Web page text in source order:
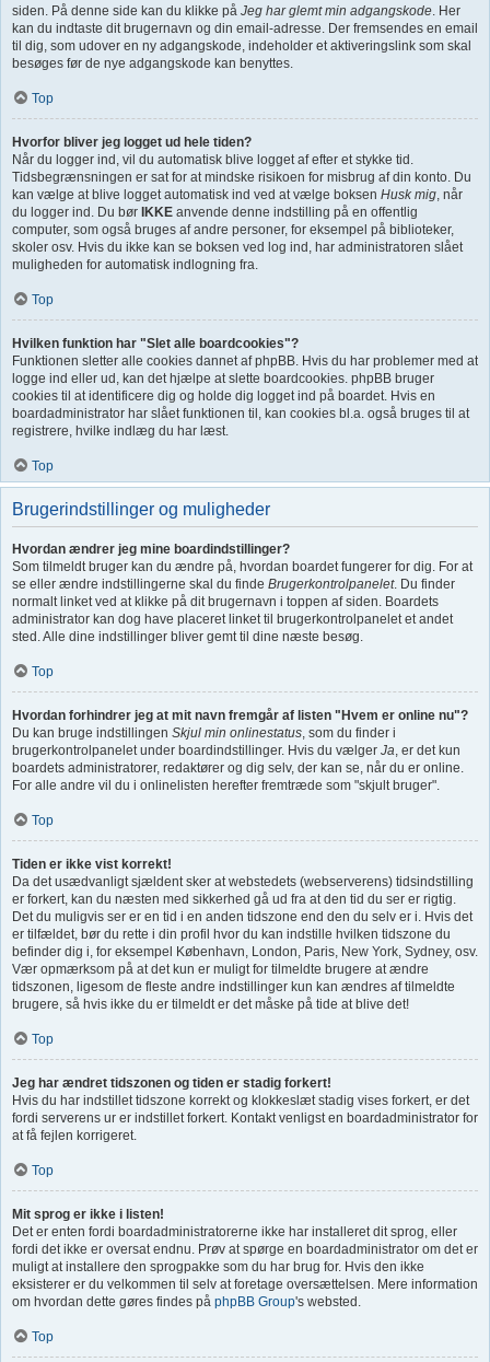
siden. På denne side kan du klikke på Jeg har glemt min adgangskode. Her
kan du indtaste dit brugernavn og din email-adresse. Der fremsendes en email
til dig, som udover en ny adgangskode, indeholder et aktiveringslink som skal
besøges før de nye adgangskode kan benyttes.
Top
Hvorfor bliver jeg logget ud hele tiden?
Når du logger ind, vil du automatisk blive logget af efter et stykke tid.
Tidsbegrænsningen er sat for at mindske risikoen for misbrug af din konto. Du
kan vælge at blive logget automatisk ind ved at vælge boksen Husk mig, når
du logger ind. Du bør IKKE anvende denne indstilling på en offentlig
computer, som også bruges af andre personer, for eksempel på biblioteker,
skoler osv. Hvis du ikke kan se boksen ved log ind, har administratoren slået
muligheden for automatisk indlogning fra.
Top
Hvilken funktion har "Slet alle boardcookies"?
Funktionen sletter alle cookies dannet af phpBB. Hvis du har problemer med at
logge ind eller ud, kan det hjælpe at slette boardcookies. phpBB bruger
cookies til at identificere dig og holde dig logget ind på boardet. Hvis en
boardadministrator har slået funktionen til, kan cookies bl.a. også bruges til at
registrere, hvilke indlæg du har læst.
Top
Brugerindstillinger og muligheder
Hvordan ændrer jeg mine boardindstillinger?
Som tilmeldt bruger kan du ændre på, hvordan boardet fungerer for dig. For at
se eller ændre indstillingerne skal du finde Brugerkontrolpanelet. Du finder
normalt linket ved at klikke på dit brugernavn i toppen af siden. Boardets
administrator kan dog have placeret linket til brugerkontrolpanelet et andet
sted. Alle dine indstillinger bliver gemt til dine næste besøg.
Top
Hvordan forhindrer jeg at mit navn fremgår af listen "Hvem er online nu"?
Du kan bruge indstillingen Skjul min onlinestatus, som du finder i
brugerkontrolpanelet under boardindstillinger. Hvis du vælger Ja, er det kun
boardets administratorer, redaktører og dig selv, der kan se, når du er online.
For alle andre vil du i onlinelisten herefter fremtræde som "skjult bruger".
Top
Tiden er ikke vist korrekt!
Da det usædvanligt sjældent sker at webstedets (webserverens) tidsindstilling
er forkert, kan du næsten med sikkerhed gå ud fra at den tid du ser er rigtig.
Det du muligvis ser er en tid i en anden tidszone end den du selv er i. Hvis det
er tilfældet, bør du rette i din profil hvor du kan indstille hvilken tidszone du
befinder dig i, for eksempel København, London, Paris, New York, Sydney, osv.
Vær opmærksom på at det kun er muligt for tilmeldte brugere at ændre
tidszonen, ligesom de fleste andre indstillinger kun kan ændres af tilmeldte
brugere, så hvis ikke du er tilmeldt er det måske på tide at blive det!
Top
Jeg har ændret tidszonen og tiden er stadig forkert!
Hvis du har indstillet tidszone korrekt og klokkeslæt stadig vises forkert, er det
fordi serverens ur er indstillet forkert. Kontakt venligst en boardadministrator for
at få fejlen korrigeret.
Top
Mit sprog er ikke i listen!
Det er enten fordi boardadministratorerne ikke har installeret dit sprog, eller
fordi det ikke er oversat endnu. Prøv at spørge en boardadministrator om det er
muligt at installere den sprogpakke som du har brug for. Hvis den ikke
eksisterer er du velkommen til selv at foretage oversættelsen. Mere information
om hvordan dette gøres findes på phpBB Group's websted.
Top